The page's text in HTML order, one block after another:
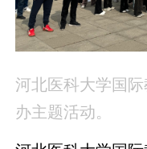
河北医科大学国
办主题活动。